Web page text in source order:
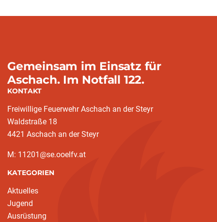
Gemeinsam im Einsatz für
Aschach. Im Notfall 122.
KONTAKT
Freiwillige Feuerwehr Aschach an der Steyr
Waldstraße 18
4421 Aschach an der Steyr
M: 11201@se.ooelfv.at
KATEGORIEN
Aktuelles
Jugend
Ausrüstung